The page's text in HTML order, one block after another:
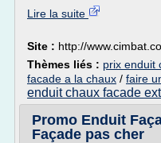
Lire la suite
Site : http://
Thèmes liés : prix enduit
facade a la chaux / faire
enduit chaux facade
Promo Enduit
Façade pas cher